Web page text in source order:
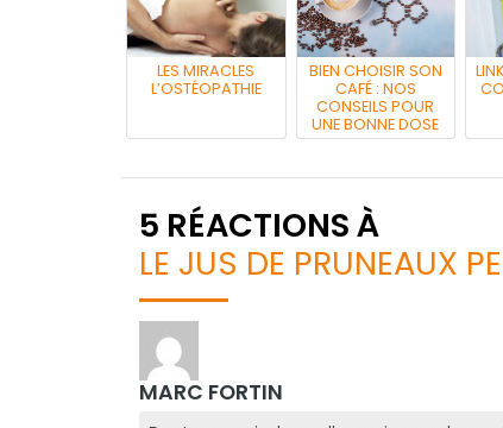
LES MIRACLES
L’OSTÉOPATHIE
BIEN CHOISIR SON
CAFÉ : NOS
CONSEILS POUR
UNE BONNE DOSE
5 RÉACTIONS À
LE JUS DE PRUNEAUX
MARC FORTIN